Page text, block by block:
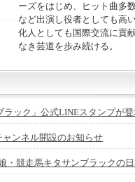
ーズをはじめ、ヒット曲多
など出演し役者としても高
化人としても国際交流に貢
なき芸道を歩み続ける。
ック」公式LINEスタンプが登
ンネル開設のお知らせ
・競走馬キタサンブラックの